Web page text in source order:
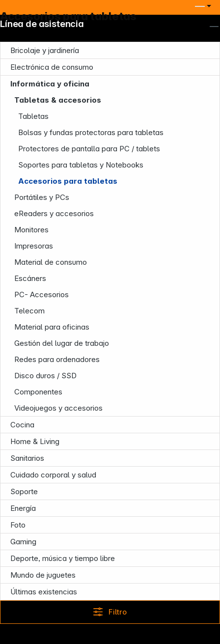
Accesorios para tabletas
Bricolaje y jardinería
Electrónica de consumo
Informática y oficina
Tabletas & accesorios
Tabletas
Bolsas y fundas protectoras para tabletas
Protectores de pantalla para PC / tablets
Soportes para tabletas y Notebooks
Accesorios para tabletas
Portátiles y PCs
eReaders y accesorios
Monitores
Impresoras
Material de consumo
Escáners
PC- Accesorios
Telecom
Material para oficinas
Gestión del lugar de trabajo
Redes para ordenadores
Disco duros / SSD
Componentes
Videojuegos y accesorios
Cocina
Home & Living
Sanitarios
Cuidado corporal y salud
Soporte
Energía
Foto
Gaming
Deporte, música y tiempo libre
Mundo de juguetes
Últimas existencias
Filtro
Línea de asistencia
Nuestra empresa
Infoterminal